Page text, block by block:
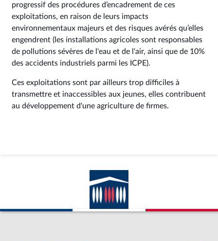
progressif des procédures d’encadrement de ces
exploitations, en raison de leurs impacts
environnementaux majeurs et des risques avérés qu’elles
engendrent (les installations agricoles sont responsables
de pollutions sévères de l'eau et de l'air, ainsi que de 10%
des accidents industriels parmi les ICPE).
Ces exploitations sont par ailleurs trop difficiles à
transmettre et inaccessibles aux jeunes, elles contribuent
au développement d'une agriculture de firmes.